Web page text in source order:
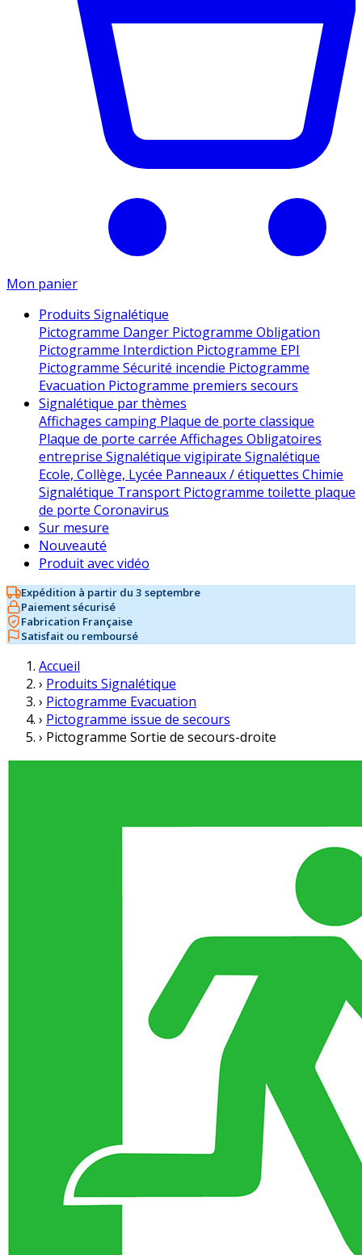
Mon panier
Produits Signalétique
Pictogramme Danger Pictogramme Obligation
Pictogramme Interdiction Pictogramme EPI
Pictogramme Sécurité incendie Pictogramme
Evacuation Pictogramme premiers secours
Signalétique par thèmes
Affichages camping Plaque de porte classique
Plaque de porte carrée Affichages Obligatoires
entreprise Signalétique vigipirate Signalétique
Ecole, Collège, Lycée Panneaux / étiquettes Chimie
Signalétique Transport Pictogramme toilette plaque
de porte Coronavirus
Sur mesure
Nouveauté
Produit avec vidéo
Expédition à partir du 3 septembre
Paiement sécurisé
Fabrication Française
Satisfait ou remboursé
Accueil
› Produits Signalétique
› Pictogramme Evacuation
› Pictogramme issue de secours
› Pictogramme Sortie de secours-droite